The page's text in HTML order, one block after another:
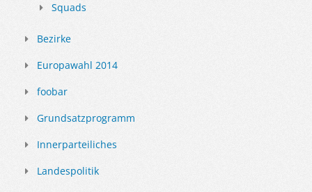
Squads
Bezirke
Europawahl 2014
foobar
Grundsatzprogramm
Innerparteiliches
Landespolitik